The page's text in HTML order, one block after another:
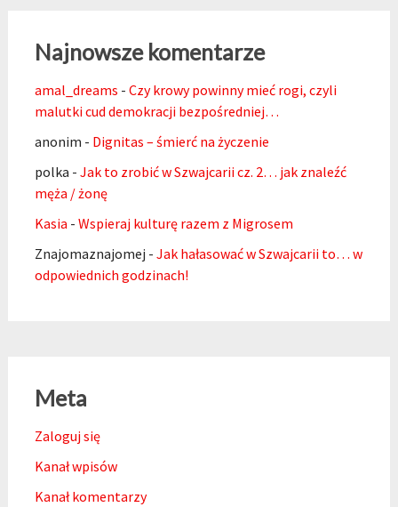
Najnowsze komentarze
amal_dreams - Czy krowy powinny mieć rogi, czyli
malutki cud demokracji bezpośredniej…
anonim - Dignitas – śmierć na życzenie
polka - Jak to zrobić w Szwajcarii cz. 2… jak znaleźć
męża / żonę
Kasia - Wspieraj kulturę razem z Migrosem
Znajomaznajomej - Jak hałasować w Szwajcarii to… w
odpowiednich godzinach!
Meta
Zaloguj się
Kanał wpisów
Kanał komentarzy